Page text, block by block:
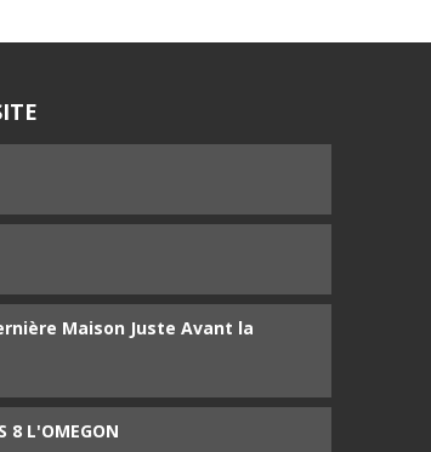
Maison Juste Avant la
8 L'OMEGON